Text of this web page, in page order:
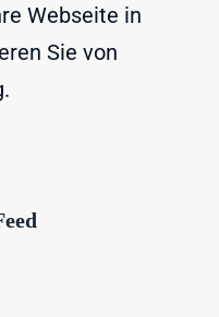
Webseite in
Sie von